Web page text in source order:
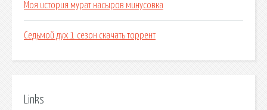
Моя история мурат насыров минусовка
Седьмой дух 1 сезон скачать торрент
Links